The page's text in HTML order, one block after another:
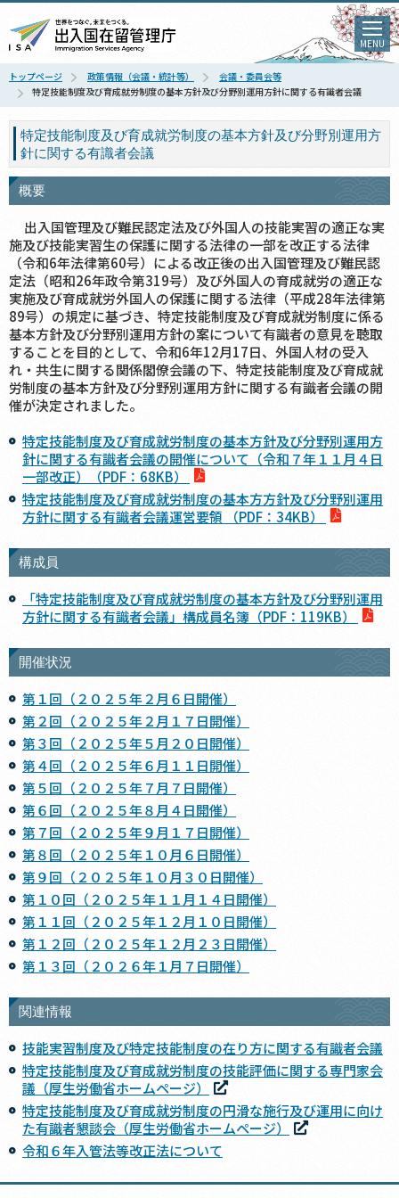
MENU
トップページ 政策情報（会議・統計等）
会議・委員会等
特定技能制度及び育成就労制度の基本方針及び分野別運用方針に関する有識者会議
特定技能制度及び育成就労制度の基本方針及び分野別運用方
針に関する有識者会議
概要
出入国管理及び難民認定法及び外国人の技能実習の適正な実
施及び技能実習生の保護に関する法律の一部を改正する法律
（令和6年法律第60号）による改正後の出入国管理及び難民認
定法（昭和26年政令第319号）及び外国人の育成就労の適正な
実施及び育成就労外国人の保護に関する法律（平成28年法律第
89号）の規定に基づき、特定技能制度及び育成就労制度に係る
基本方針及び分野別運用方針の案について有識者の意見を聴取
することを目的として、令和6年12月17日、外国人材の受入
れ・共生に関する関係閣僚会議の下、特定技能制度及び育成就
労制度の基本方針及び分野別運用方針に関する有識者会議の開
催が決定されました。
特定技能制度及び育成就労制度の基本方針及び分野別運用方
針に関する有識者会議の開催について（令和７年１１月４日
一部改正）（PDF：68KB）
特定技能制度及び育成就労制度の基本方方針及び分野別運用
方針に関する有識者会議運営要領 （PDF：34KB）
構成員
「特定技能制度及び育成就労制度の基本方針及び分野別運用
方針に関する有識者会議」構成員名簿（PDF：119KB）
開催状況
第１回（２０２５年２月６日開催）
第２回（２０２５年２月１７日開催）
第３回（２０２５年５月２０日開催）
第４回（２０２５年６月１１日開催）
第５回（２０２５年７月７日開催）
第６回（２０２５年８月４日開催）
第７回（２０２５年９月１７日開催）
第８回（２０２５年１０月６日開催）
第９回（２０２５年１０月３０日開催）
第１０回（２０２５年１１月１４日開催）
第１１回（２０２５年１２月１０日開催）
第１２回（２０２５年１２月２３日開催）
第１３回（２０２６年１月７日開催）
関連情報
技能実習制度及び特定技能制度の在り方に関する有識者会議
特定技能制度及び育成就労制度の技能評価に関する専門家会
議（厚生労働省ホームページ）
特定技能制度及び育成就労制度の円滑な施行及び運用に向け
た有識者懇談会（厚生労働省ホームページ）
令和６年入管法等改正法について